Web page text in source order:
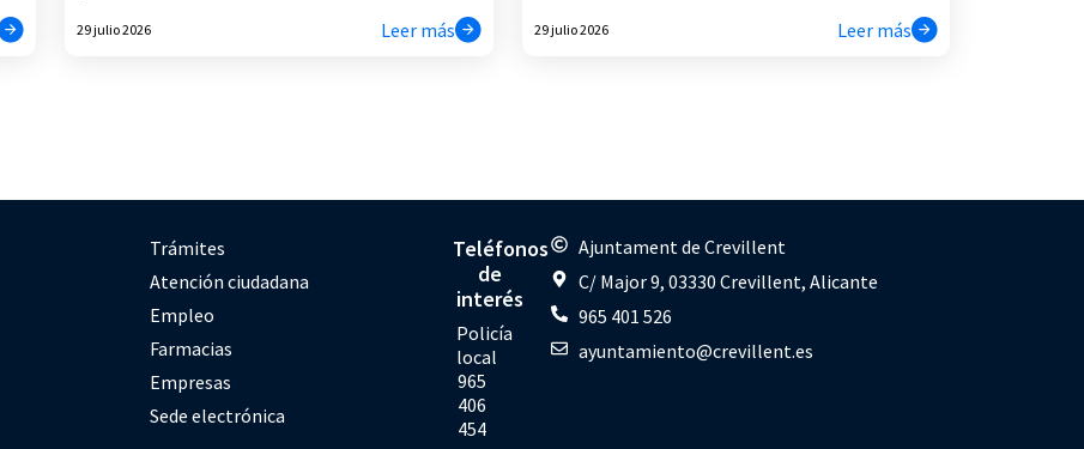
29 julio 2026 Leer más 29 julio 2026 Leer más
Trámites
Atención ciudadana
Empleo
Farmacias
Empresas
Sede electrónica
Teléfonos
de
interés
Policía
local
965
406
454
Ajuntament de Crevillent
C/ Major 9, 03330 Crevillent, Alicante
965 401 526
ayuntamiento@crevillent.es